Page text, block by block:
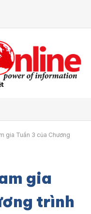
gia Tuần 3 của Chương
gia
trình